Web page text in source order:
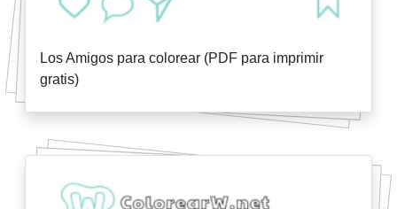
Los Amigos para colorear (PDF para imprimir
gratis)